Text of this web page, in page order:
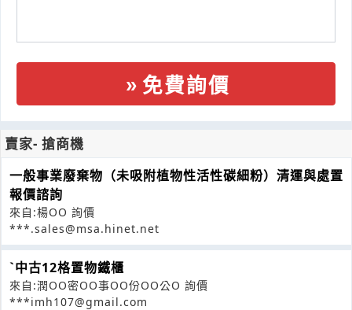
免費詢價
賣家- 搶商機
一般事業廢棄物（未吸附植物性活性碳細粉）清運與處置
報價諮詢
來自:楊OO 詢價
***.sales@msa.hinet.net
ˋ中古12格置物鐵櫃
來自:潤OO密OO事OO份OO公O 詢價
***imh107@gmail.com